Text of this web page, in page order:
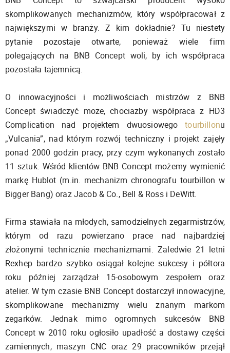
skomplikowanych mechanizmów, który współpracował z
największymi w branży. Z kim dokładnie? Tu niestety
pytanie pozostaje otwarte, ponieważ wiele firm
polegających na BNB Concept woli, by ich współpraca
pozostała tajemnicą.
O innowacyjności i możliwościach mistrzów z BNB
Concept świadczyć może, chociażby współpraca z HD3
Complication nad projektem dwuosiowegotourbillonu
„Vulcania”, nad którym rozwój techniczny i projekt zajęły
ponad 2000 godzin pracy, przy czym wykonanych zostało
11 sztuk. Wśród klientów BNB Concept możemy wymienić
markę Hublot (m.in. mechanizm chronografu tourbillon w
Bigger Bang) oraz Jacob & Co., Bell & Ross i DeWitt.
Firma stawiała na młodych, samodzielnych zegarmistrzów,
którym od razu powierzano prace nad najbardziej
złożonymi technicznie mechanizmami. Zaledwie 21 letni
Rexhep bardzo szybko osiągał kolejne sukcesy i półtora
roku później zarządzał 15-osobowym zespołem oraz
atelier. W tym czasie BNB Concept dostarczył innowacyjne,
skomplikowane mechanizmy wielu znanym markom
zegarków. Jednak mimo ogromnych sukcesów BNB
Concept w 2010 roku ogłosiło upadłość a dostawy części
zamiennych, maszyn CNC oraz 29 pracowników przejął